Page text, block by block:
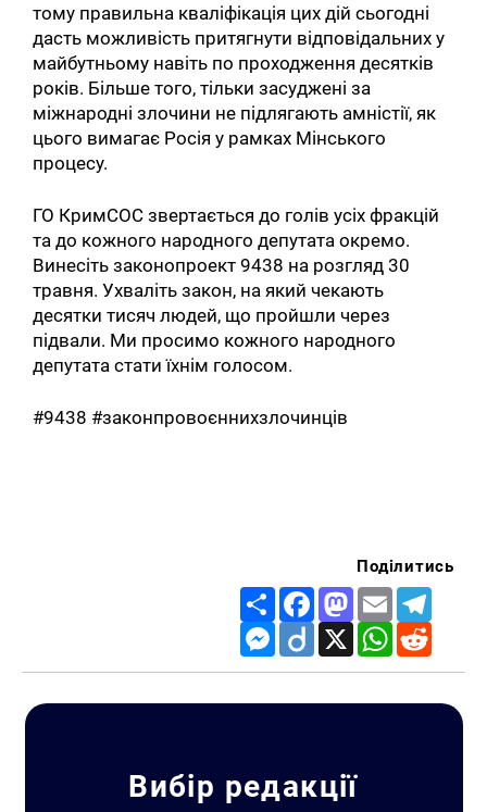
тому правильна кваліфікація цих дій сьогодні
дасть можливість притягнути відповідальних у
майбутньому навіть по проходження десятків
років. Більше того, тільки засуджені за
міжнародні злочини не підлягають амністії, як
цього вимагає Росія у рамках Мінського
процесу.
ГО КримСОС звертається до голів усіх фракцій
та до кожного народного депутата окремо.
Винесіть законопроект 9438 на розгляд 30
травня. Ухваліть закон, на який чекають
десятки тисяч людей, що пройшли через
підвали. Ми просимо кожного народного
депутата стати їхнім голосом.
#9438 #законпровоєннихзлочинців
Поділитись
Share FacebookMastodon
Email
Messenger
Diigo X WhatsApp
Вибір редакції